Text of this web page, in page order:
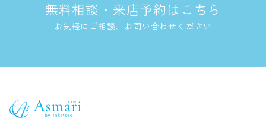
無料相談・来店予約はこちら
お気軽にご相談、お問い合わせください